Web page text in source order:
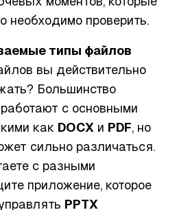
необходимо проверить.
типы файлов
вы действительно
Большинство
с основными
как DOCX и PDF, но
сильно различаться.
с разными
приложение, которое
PPTX